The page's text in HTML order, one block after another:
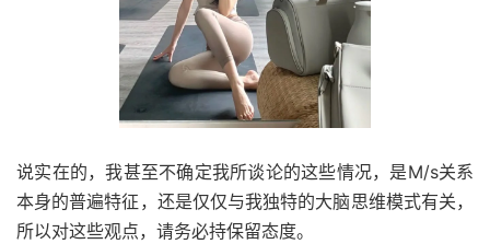
说实在的，我甚至不确定我所谈论的这些情况，是M/s关系
本身的普遍特征，还是仅仅与我独特的大脑思维模式有关，
所以对这些观点，请务必持保留态度。